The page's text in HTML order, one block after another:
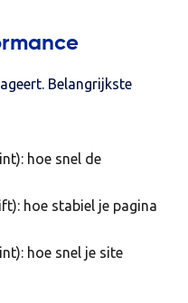
Belangrijkste
hoe snel de
hoe stabiel je pagina
hoe snel je site